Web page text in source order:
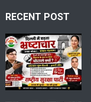
RECENT POST